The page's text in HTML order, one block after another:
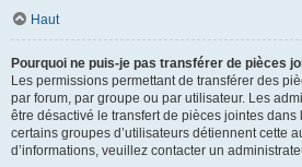
Haut
Pourquoi ne puis-je pas transférer de pièces
Les permissions permettant de transférer des
par forum, par groupe ou par utilisateur. Les
être désactivé le transfert de pièces jointes
certains groupes d’utilisateurs détiennent cette
d’informations, veuillez contacter un